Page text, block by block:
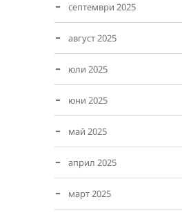
септември 2025
август 2025
юли 2025
юни 2025
май 2025
април 2025
март 2025